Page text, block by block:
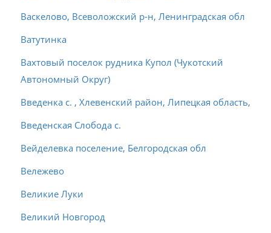
Васкелово, Всеволожский р-н, Ленинградская обл
Ватутинка
Вахтовый поселок рудника Купол (Чукотский
Автономный Округ)
Введенка с. , Хлевенский район, Липецкая область,
Введенская Слобода с.
Вейделевка поселение, Белгородская обл
Вележево
Великие Луки
Великий Новгород